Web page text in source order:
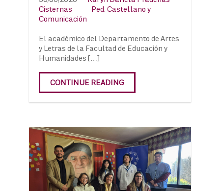
Cisternas
Ped. Castellano y
Comunicación
El académico del Departamento de Artes
y Letras de la Facultad de Educación y
Humanidades […]
CONTINUE READING